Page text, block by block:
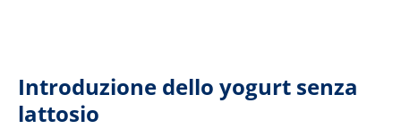
Introduzione dello yogurt senza
lattosio